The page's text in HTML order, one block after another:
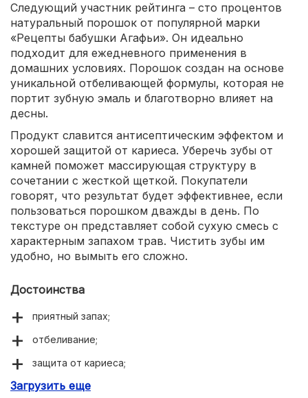
Следующий участник рейтинга – сто процентов
натуральный порошок от популярной марки
«Рецепты бабушки Агафьи». Он идеально
подходит для ежедневного применения в
домашних условиях. Порошок создан на основе
уникальной отбеливающей формулы, которая не
портит зубную эмаль и благотворно влияет на
десны.
Продукт славится антисептическим эффектом и
хорошей защитой от кариеса. Уберечь зубы от
камней поможет массирующая структуру в
сочетании с жесткой щеткой. Покупатели
говорят, что результат будет эффективнее, если
пользоваться порошком дважды в день. По
текстуре он представляет собой сухую смесь с
характерным запахом трав. Чистить зубы им
удобно, но вымыть его сложно.
Достоинства
приятный запах;
отбеливание;
защита от кариеса;
видимый результат;
Загрузить еще